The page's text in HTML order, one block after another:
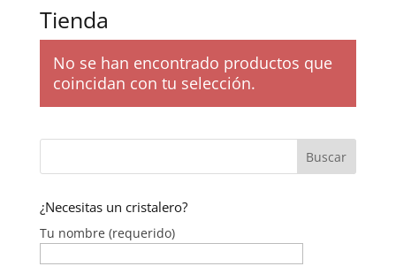
Tienda
No se han encontrado productos que
coincidan con tu selección.
¿Necesitas un cristalero?
Tu nombre (requerido)